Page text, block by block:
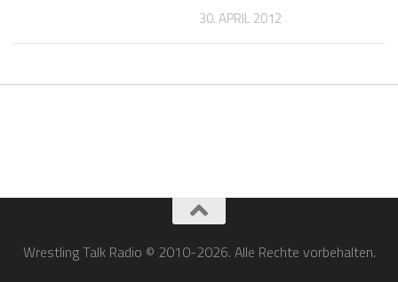
30. APRIL 2012
Wrestling Talk Radio © 2010-2026. Alle Rechte vorbehalten.